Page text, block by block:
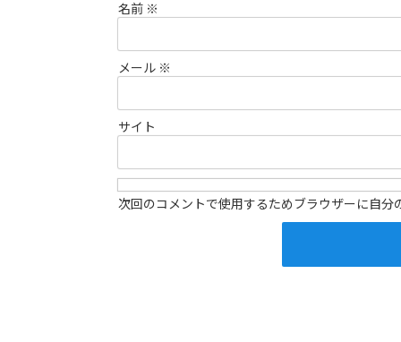
名前 ※
メール ※
サイト
次回のコメントで使用するためブラウザーに自